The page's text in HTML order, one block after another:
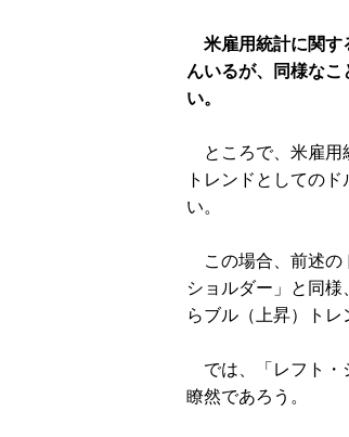
米雇用統計に関す
んいるが、同様な
い。
ところで、米雇用
トレンドとしての
い。
この場合、前述の
ショルダー」と同
らブル（上昇）トレ
では、「レフト・
瞭然であろう。